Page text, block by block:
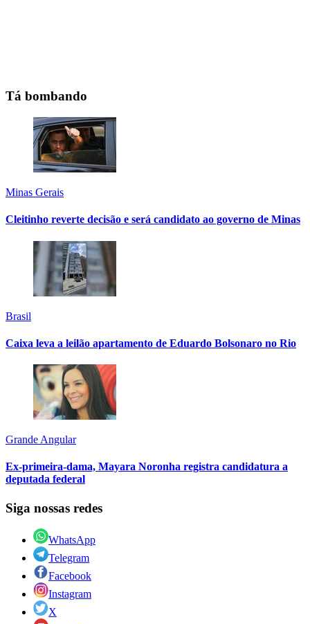
Tá bombando
Minas Gerais
Cleitinho reverte decisão e será candidato ao governo de Minas
Brasil
Caixa leva a leilão apartamento de Eduardo Bolsonaro no Rio
Grande Angular
Ex-primeira-dama, Mayara Noronha registra candidatura a
deputada federal
Siga nossas redes
WhatsApp
Telegram
Facebook
Instagram
X